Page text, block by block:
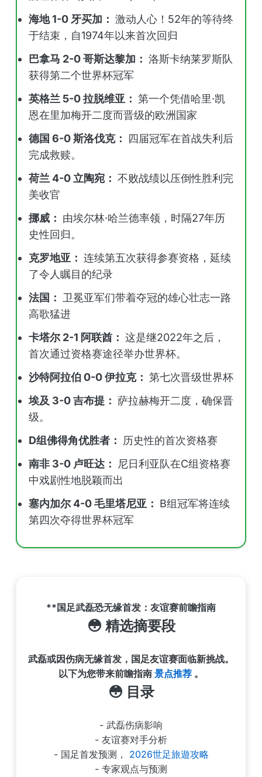
海地 1-0 牙买加： 激动人心！52年的等待终
于结束，自1974年以来首次回归
巴拿马 2-0 哥斯达黎加： 洛斯卡纳莱罗斯队
获得第二个世界杯冠军
英格兰 5-0 拉脱维亚： 第一个凭借哈里·凯
恩在里加梅开二度而晋级的欧洲国家
德国 6-0 斯洛伐克： 四届冠军在首战失利后
完成救赎。
荷兰 4-0 立陶宛： 不败战绩以压倒性胜利完
美收官
挪威： 由埃尔林·哈兰德率领，时隔27年历
史性回归。
克罗地亚： 连续第五次获得参赛资格，延续
了令人瞩目的纪录
法国： 卫冕亚军们带着夺冠的雄心壮志一路
高歌猛进
卡塔尔 2-1 阿联酋： 这是继2022年之后，
首次通过资格赛途径举办世界杯。
沙特阿拉伯 0-0 伊拉克： 第七次晋级世界杯
埃及 3-0 吉布提： 萨拉赫梅开二度，确保晋
级。
D组佛得角优胜者： 历史性的首次资格赛
南非 3-0 卢旺达：
尼日利亚队在C组资格赛
中戏剧性地脱颖而出
塞内加尔 4-0 毛里塔尼亚： B组冠军将连续
第四次夺得世界杯冠军
**国足武磊恐无缘首发：友谊赛前瞻指南
😳 精选摘要段
武磊或因伤病无缘首发，国足友谊赛面临新挑战。
以下为您带来前瞻指南 景点推荐 。
😳 目录
- 武磊伤病影响
- 友谊赛对手分析
- 国足首发预测， 2026世足旅遊攻略
- 专家观点与预测